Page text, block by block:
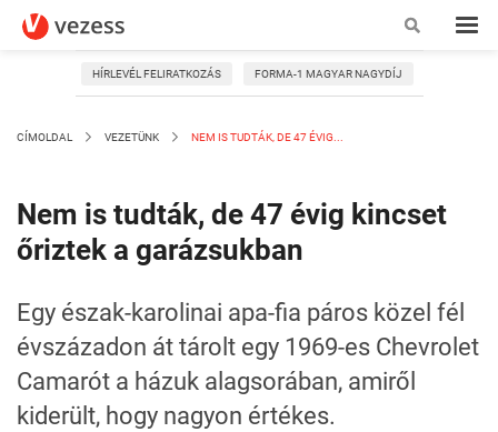
HÍRLEVÉL FELIRATKOZÁS FORMA-1 MAGYAR NAGYDÍJ
CÍMOLDAL VEZETÜNK NEM IS TUDTÁK, DE 47 ÉVIG...
Nem is tudták, de 47 évig kincset
őriztek a garázsukban
Egy észak-karolinai apa-fia páros közel fél
évszázadon át tárolt egy 1969-es Chevrolet
Camarót a házuk alagsorában, amiről
kiderült, hogy nagyon értékes.